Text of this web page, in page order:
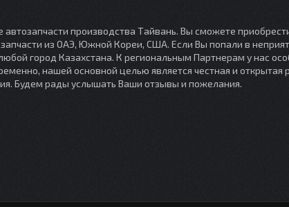
производства Тайвань. Вы сможете
из ОАЭ, Южной Кореи, США. Если Вы попали в
город Казахстана. К региональным Партнерам у нас
нашей основной целью является честная и открытая
Будем рады услышать Ваши отзывы и пожелания.